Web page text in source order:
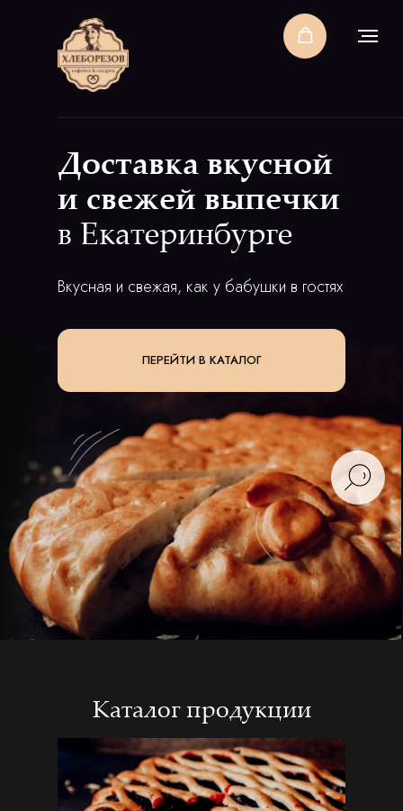
Доставка вкусной
и свежей выпечки
в Екатеринбурге
Вкусная и свежая, как у бабушки в гостях
ПЕРЕЙТИ В КАТАЛОГ
Каталог продукции